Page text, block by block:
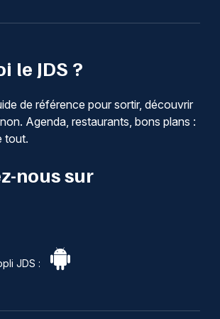
le JDS ?
de référence pour sortir, découvrir
Agenda, restaurants, bons plans :
tout.
nous sur
JDS :